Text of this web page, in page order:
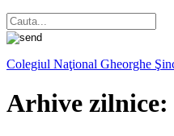
Colegiul Naţional Gheorghe
Arhive zilnice: